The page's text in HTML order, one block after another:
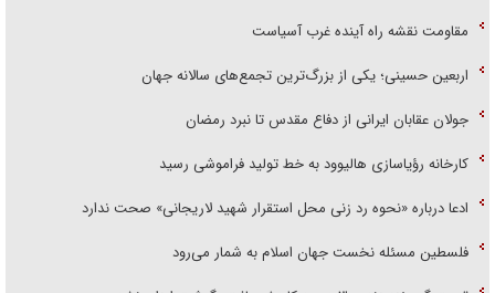
مقاومت نقشه راه آینده غرب آسیاست
اربعین حسینی؛ یکی از بزرگ‌ترین تجمع‌های سالانه جهان
جولان عقابان ایرانی از دفاع مقدس تا نبرد رمضان
کارخانه رؤیاسازی هالیوود به خط تولید فراموشی رسید
ادعا درباره «نحوه رد زنی محل استقرار شهید لاریجانی» صحت ندارد
فلسطین مسئله نخست جهان اسلام به شمار می‌رود